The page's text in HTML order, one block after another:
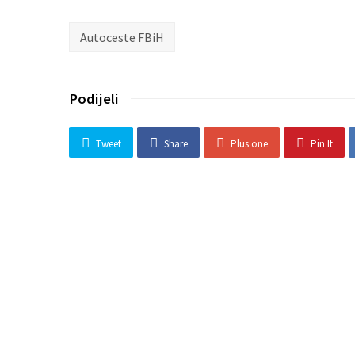
Autoceste FBiH
Podijeli
Tweet Share Plus one Pin It